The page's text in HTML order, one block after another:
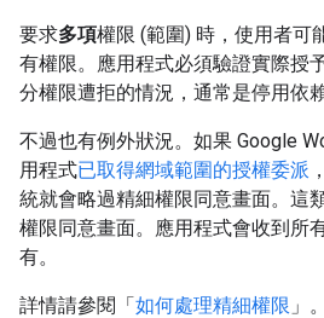
要求多項權限 (範圍) 時，使用者可
有權限。應用程式必須驗證實際授
分權限遭拒的情況，通常是停用依
不過也有例外狀況。如果 Google
用程式已取得網域範圍的授權委派
統就會略過精細權限同意畫面。這
權限同意畫面。應用程式會收到所
有。
詳情請參閱「如何處理精細權限 」。